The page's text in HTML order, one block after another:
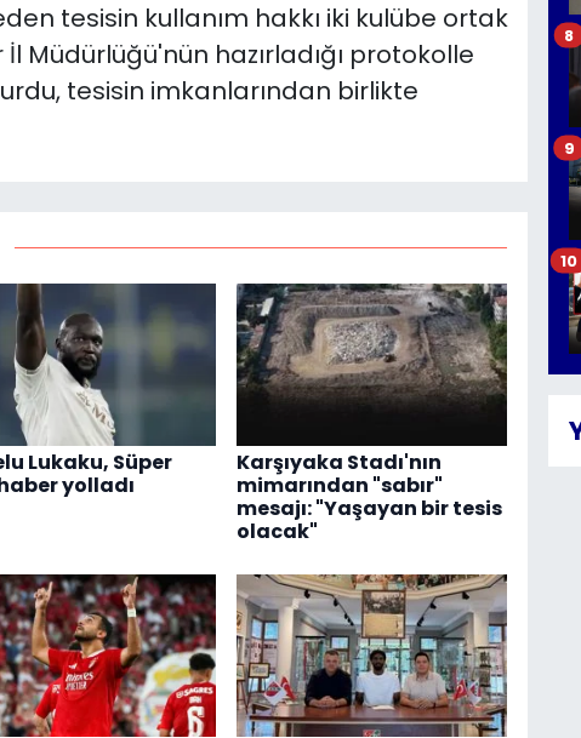
tesisin kullanım hakkı iki kulübe ortak
Müdürlüğü'nün hazırladığı protokolle
tesisin imkanlarından birlikte
Lukaku, Süper
yolladı
Karşıyaka Stadı'nın
mimarından "sabır"
mesajı: "Yaşayan bir tesis
olacak"
8
9
10